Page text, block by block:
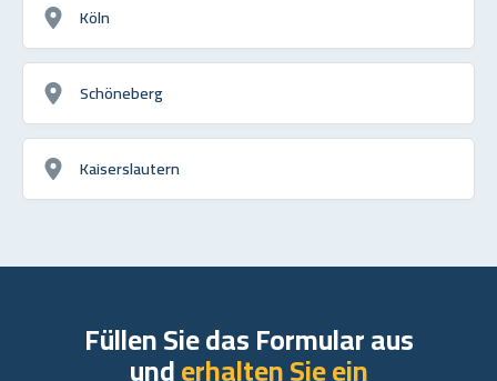
Köln
Schöneberg
Kaiserslautern
Füllen Sie das Formular aus
underhalten Sie ein